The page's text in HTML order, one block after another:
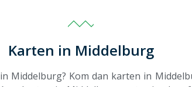
Karten in Middelburg
Middelburg? Kom dan karten in